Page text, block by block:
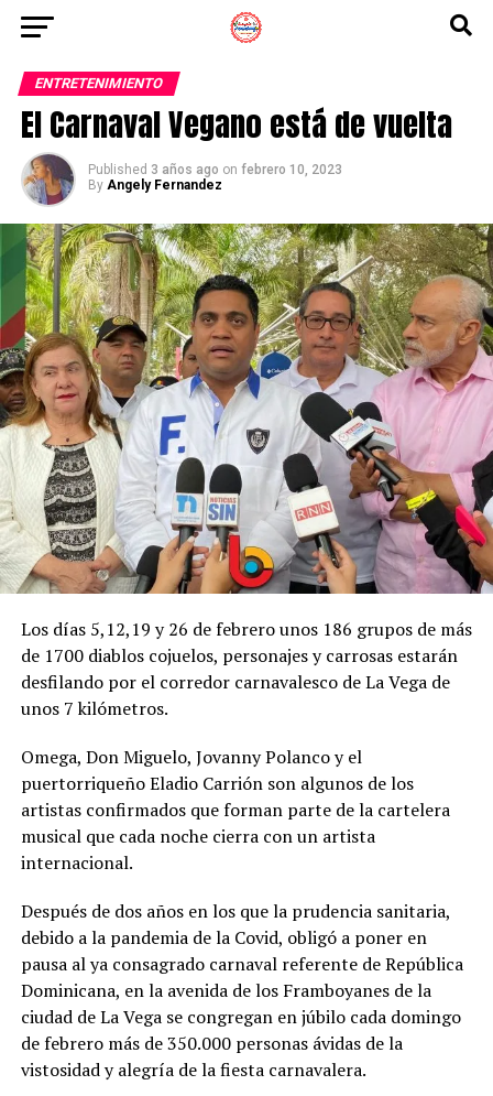
ENTRETENIMIENTO
El Carnaval Vegano está de vuelta
Published 3 años ago on febrero 10, 2023
By Angely Fernandez
Los días 5,12,19 y 26 de febrero unos 186 grupos de más
de 1700 diablos cojuelos, personajes y carrosas estarán
desfilando por el corredor carnavalesco de La Vega de
unos 7 kilómetros.
Omega, Don Miguelo, Jovanny Polanco y el
puertorriqueño Eladio Carrión son algunos de los
artistas confirmados que forman parte de la cartelera
musical que cada noche cierra con un artista
internacional.
Después de dos años en los que la prudencia sanitaria,
debido a la pandemia de la Covid, obligó a poner en
pausa al ya consagrado carnaval referente de República
Dominicana, en la avenida de los Framboyanes de la
ciudad de La Vega se congregan en júbilo cada domingo
de febrero más de 350.000 personas ávidas de la
vistosidad y alegría de la fiesta carnavalera.